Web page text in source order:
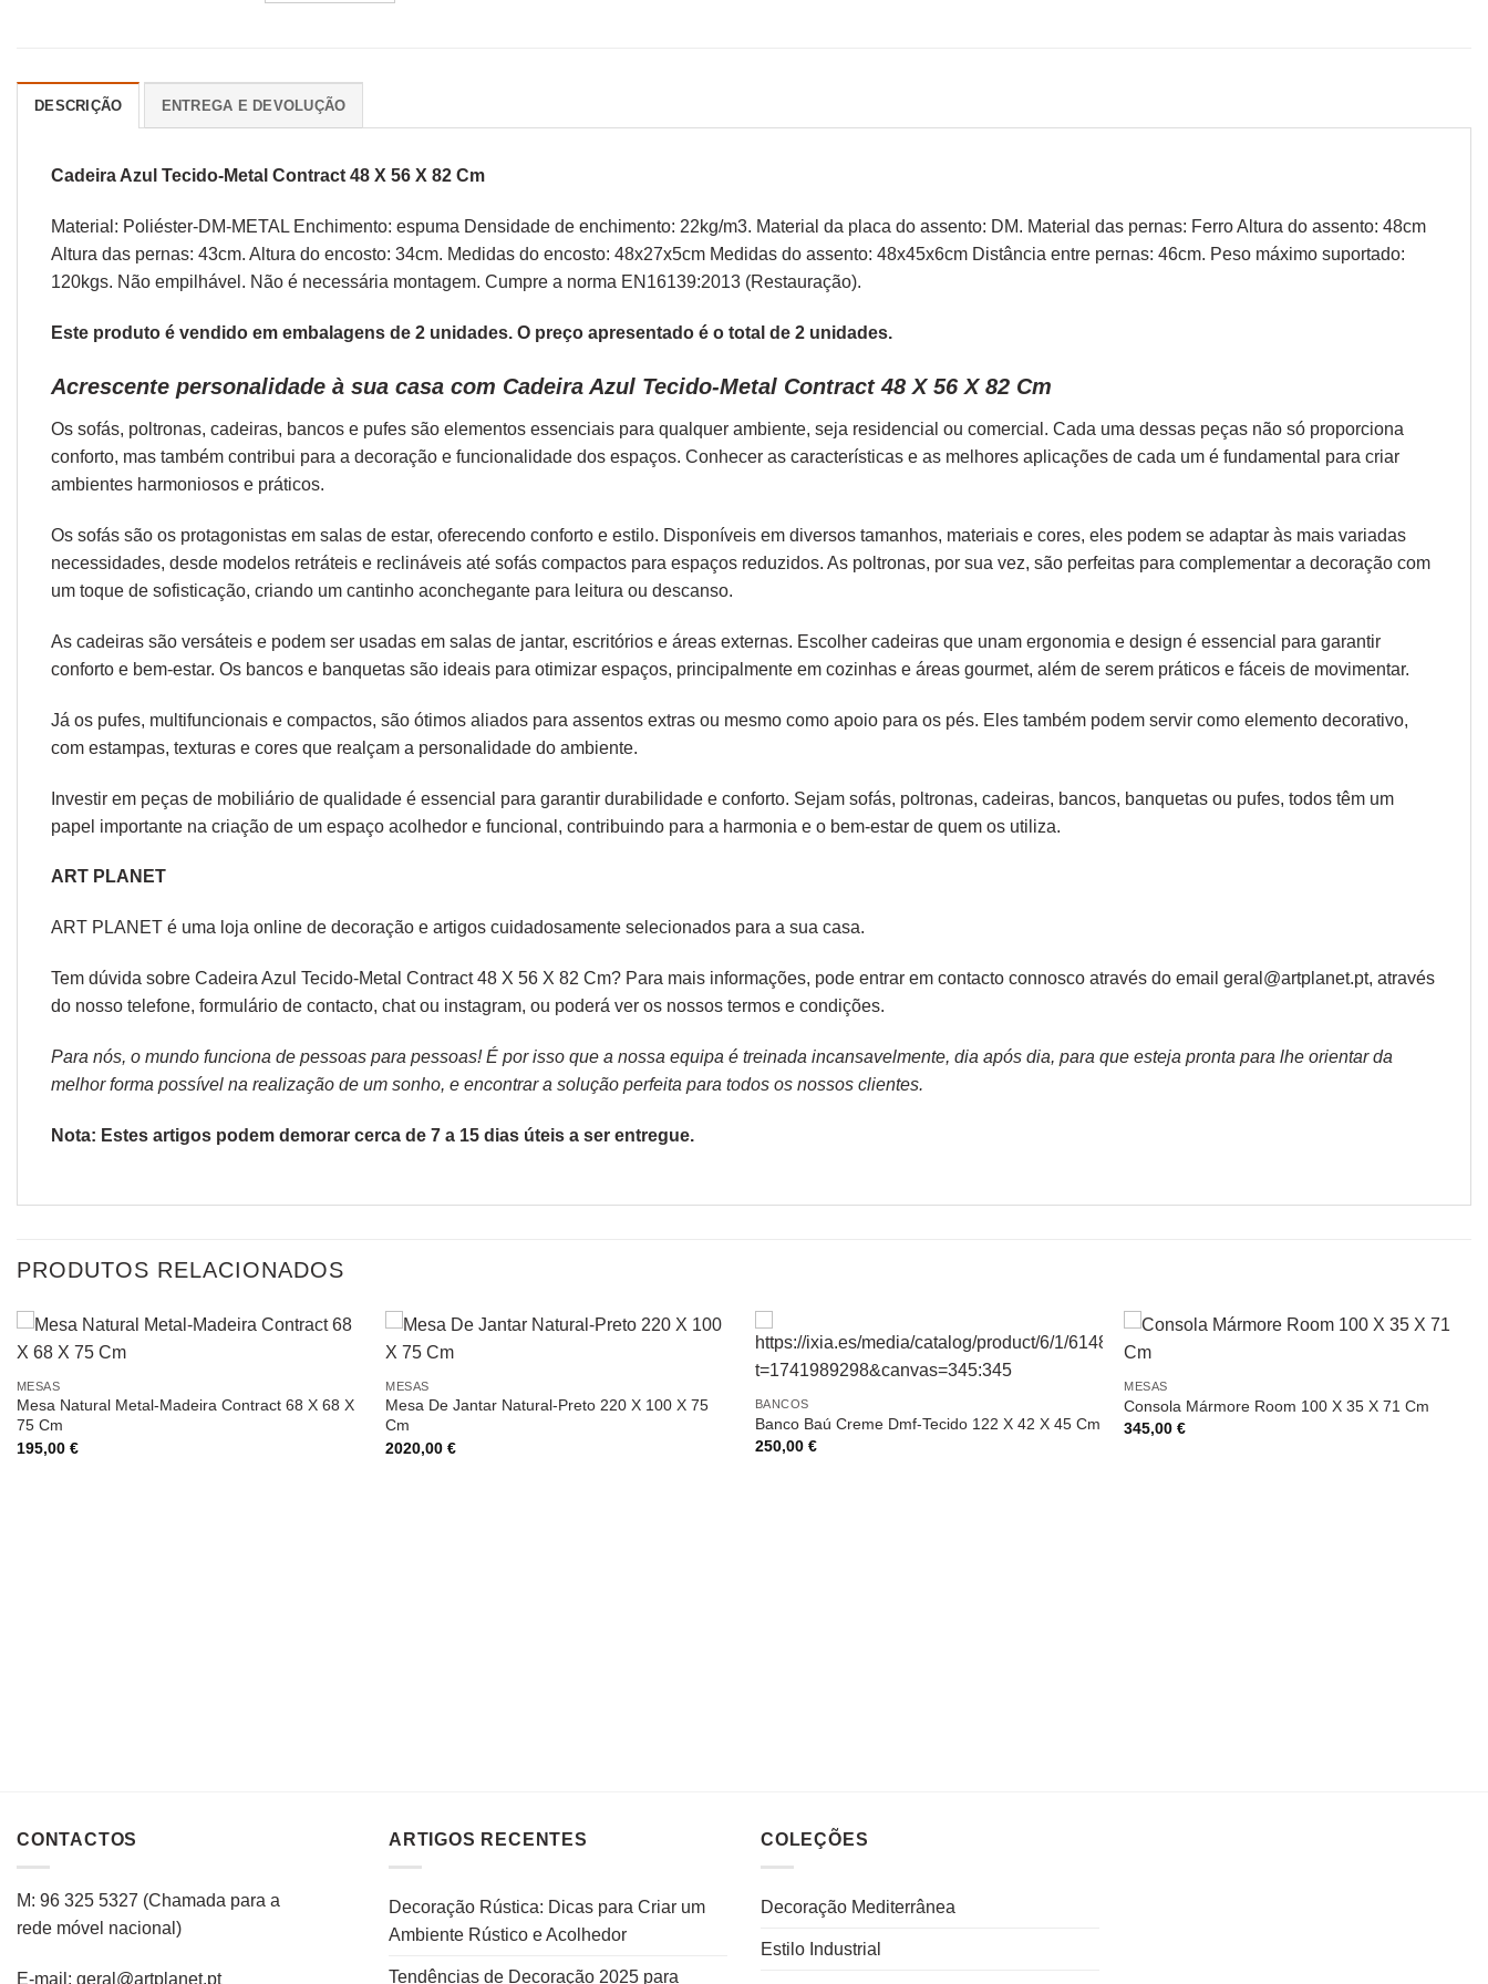
DESCRIÇÃO ENTREGA E DEVOLUÇÃO
Cadeira Azul Tecido-Metal Contract 48 X 56 X 82 Cm
Material: Poliéster-DM-METAL Enchimento: espuma Densidade de enchimento: 22kg/m3. Material da placa do assento: DM. Material das pernas: Ferro Altura do assento: 48cm
Altura das pernas: 43cm. Altura do encosto: 34cm. Medidas do encosto: 48x27x5cm Medidas do assento: 48x45x6cm Distância entre pernas: 46cm. Peso máximo suportado:
120kgs. Não empilhável. Não é necessária montagem. Cumpre a norma EN16139:2013 (Restauração).
Este produto é vendido em embalagens de 2 unidades. O preço apresentado é o total de 2 unidades.
Acrescente personalidade à sua casa com Cadeira Azul Tecido-Metal Contract 48 X 56 X 82 Cm
Os sofás, poltronas, cadeiras, bancos e pufes são elementos essenciais para qualquer ambiente, seja residencial ou comercial. Cada uma dessas peças não só proporciona
conforto, mas também contribui para a decoração e funcionalidade dos espaços. Conhecer as características e as melhores aplicações de cada um é fundamental para criar
ambientes harmoniosos e práticos.
Os sofás são os protagonistas em salas de estar, oferecendo conforto e estilo. Disponíveis em diversos tamanhos, materiais e cores, eles podem se adaptar às mais variadas
necessidades, desde modelos retráteis e reclináveis até sofás compactos para espaços reduzidos. As poltronas, por sua vez, são perfeitas para complementar a decoração com
um toque de sofisticação, criando um cantinho aconchegante para leitura ou descanso.
As cadeiras são versáteis e podem ser usadas em salas de jantar, escritórios e áreas externas. Escolher cadeiras que unam ergonomia e design é essencial para garantir
conforto e bem-estar. Os bancos e banquetas são ideais para otimizar espaços, principalmente em cozinhas e áreas gourmet, além de serem práticos e fáceis de movimentar.
Já os pufes, multifuncionais e compactos, são ótimos aliados para assentos extras ou mesmo como apoio para os pés. Eles também podem servir como elemento decorativo,
com estampas, texturas e cores que realçam a personalidade do ambiente.
Investir em peças de mobiliário de qualidade é essencial para garantir durabilidade e conforto. Sejam sofás, poltronas, cadeiras, bancos, banquetas ou pufes, todos têm um
papel importante na criação de um espaço acolhedor e funcional, contribuindo para a harmonia e o bem-estar de quem os utiliza.
ART PLANET
ART PLANET é uma loja online de decoração e artigos cuidadosamente selecionados para a sua casa.
Tem dúvida sobre Cadeira Azul Tecido-Metal Contract 48 X 56 X 82 Cm? Para mais informações, pode entrar em contacto connosco através do email geral@artplanet.pt, através
do nosso telefone, formulário de contacto, chat ou instagram, ou poderá ver os nossos termos e condições.
Para nós, o mundo funciona de pessoas para pessoas! É por isso que a nossa equipa é treinada incansavelmente, dia após dia, para que esteja pronta para lhe orientar da
melhor forma possível na realização de um sonho, e encontrar a solução perfeita para todos os nossos clientes.
Nota: Estes artigos podem demorar cerca de 7 a 15 dias úteis a ser entregue.
PRODUTOS RELACIONADOS
MESAS
Mesa Natural Metal-Madeira Contract 68 X 68 X
75 Cm
195,00 €
MESAS
Mesa De Jantar Natural-Preto 220 X 100 X 75
Cm
2020,00€
BANCOS
Banco Baú Creme Dmf-Tecido 122 X 42 X 45 Cm
250,00 €
MESAS
Consola Mármore Room 100 X 35 X 71 Cm
345,00€
CONTACTOS
M: 96 325 5327 (Chamada para a
rede móvel nacional )
E-mail: geral@artplanet.pt
ARTIGOS RECENTES
Decoração Rústica: Dicas para Criar um
Ambiente Rústico e Acolhedor
Tendências de Decoração 2025 para
COLEÇÕES
Decoração Mediterrânea
Estilo Industrial